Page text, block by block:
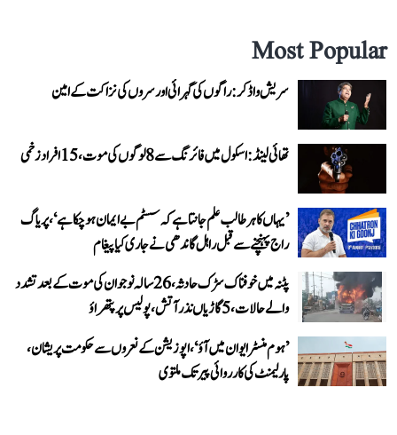
Most Popular
سریش واڈکر: راگوں کی گہرائی اور سروں کی نزاکت کے امین
تھائی لینڈ: اسکول میں فائرنگ سے 8 لوگوں کی موت، 15 افراد زخمی
’یہاں کا ہر طالب علم جانتا ہے کہ سسٹم بے ایمان ہو چکا ہے‘، پریاگ
راج پہنچنے سے قبل راہل گاندھی نے جاری کیا پیغام
پٹنہ میں خوفناک سڑک حادثہ، 26 سالہ نوجوان کی موت کے بعد تشدد
والے حالات، 5 گاڑیاں نذر آتش، پولیس پر پتھراؤ
’ہوم منسٹر ایوان میں آؤ‘، اپوزیشن کے نعروں سے حکومت پریشان،
پارلیمنٹ کی کارروائی پیر تک ملتوی